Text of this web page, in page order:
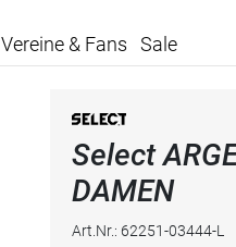
Vereine & Fans Sale
Select
DAMEN
Art.Nr.: 62251-03444-L